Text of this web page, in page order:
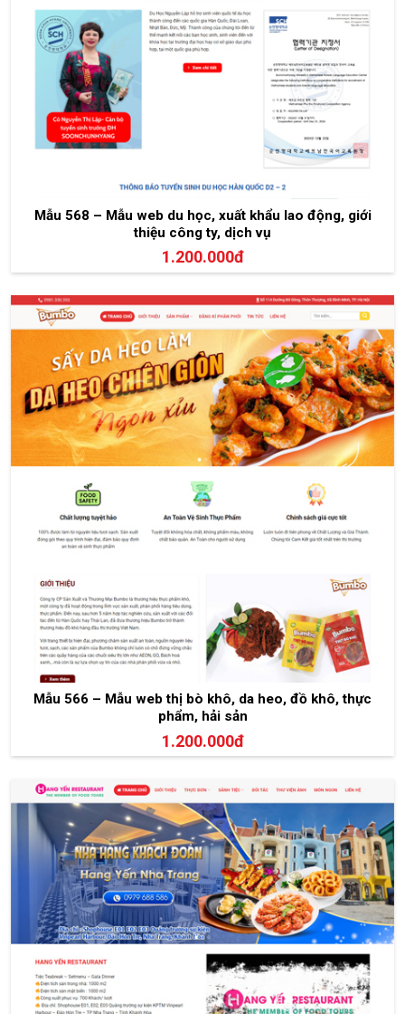
Mẫu 568 – Mẫu web du học, xuất khẩu lao động, giới
thiệu công ty, dịch vụ
1.200.000đ
Mẫu 566 – Mẫu web thị bò khô, da heo, đồ khô, thực
phẩm, hải sản
1.200.000đ